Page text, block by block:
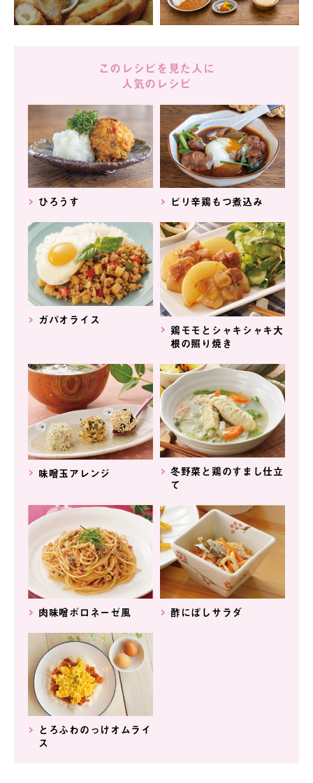
このレシピを見た人に
人気のレシピ
ひろうす ピリ辛鶏もつ煮込み
ガパオライス
鶏モモとシャキシャキ大
根の照り焼き
味噌玉アレンジ
冬野菜と鶏のすまし仕立
て
肉味噌ボロネーゼ風 酢にぼしサラダ
とろふわのっけオムライ
ス